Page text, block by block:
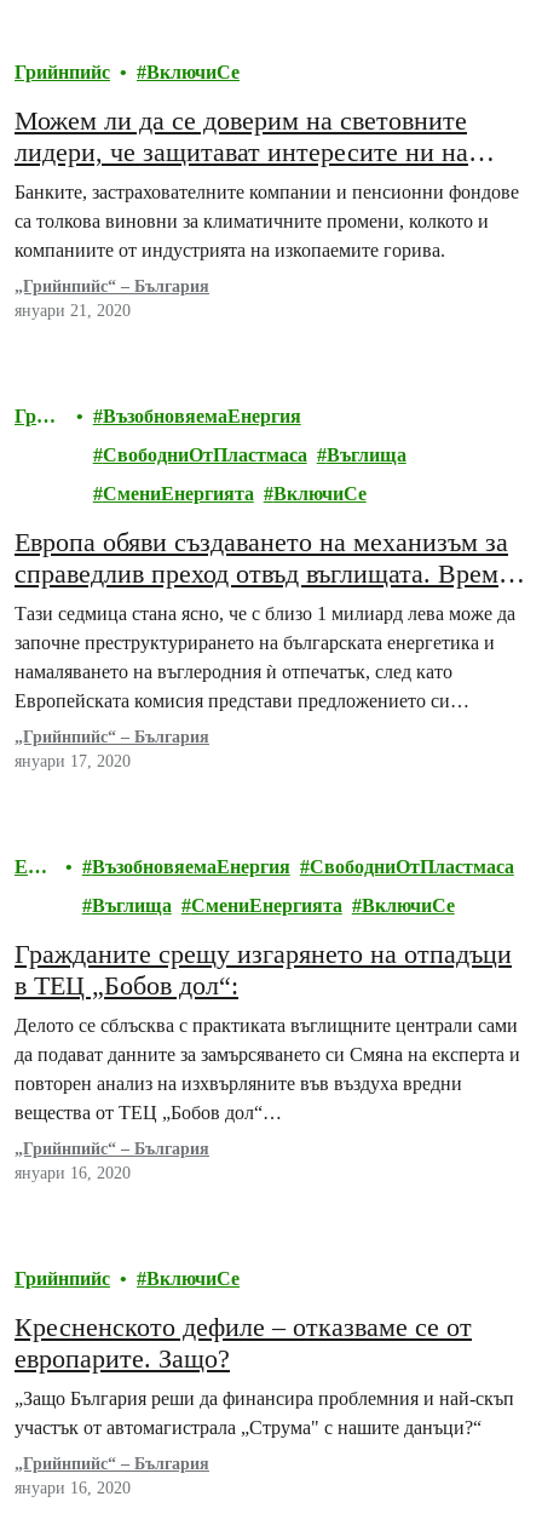
Грийнпийс ВключиСе
Можем ли да се доверим на световните
лидери, че защитават интересите ни на
Световния икономически форум в Давос?
Банките, застрахователните компании и пенсионни фондове
са толкова виновни за климатичните промени, колкото и
компаниите от индустрията на изкопаемите горива.
„Грийнпийс“ – България
януари 21, 2020
Грий
ВъзобновяемаЕнергия
СвободниОтПластмаса
Въглища
СмениЕнергията
ВключиСе
Европа обяви създаването на механизъм за
справедлив преход отвъд въглищата. Време
е да се подготвим
Тази седмица стана ясно, че с близо 1 милиард лева може да
започне преструктурирането на българската енергетика и
намаляването на въглеродния ѝ отпечатък, след като
Европейската комисия представи предложението си…
„Грийнпийс“ – България
януари 17, 2020
Ене
ВъзобновяемаЕнергия
СвободниОтПластмаса
Въглища
СмениЕнергията ВключиСе
Гражданите срещу изгарянето на отпадъци
в ТЕЦ „Бобов дол“:
Делото се сблъсква с практиката въглищните централи сами
да подават данните за замърсяването си Смяна на експерта и
повторен анализ на изхвърляните във въздуха вредни
вещества от ТЕЦ „Бобов дол“…
„Грийнпийс“ – България
януари 16, 2020
Грийнпийс ВключиСе
Кресненското дефиле – отказваме се от
европарите. Защо?
„Защо България реши да финансира проблемния и най-скъп
участък от автомагистрала „Струма" с нашите данъци?“
„Грийнпийс“ – България
януари 16, 2020